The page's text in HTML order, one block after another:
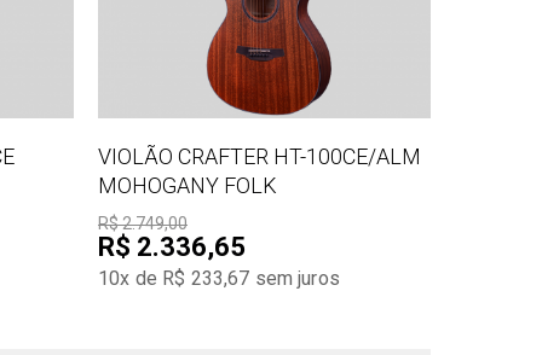
VIOLÃO CRAFTER HT-100CE/ALM
MOHOGANY FOLK
R$ 2.749,00
R$ 2.336,65
10x de R$ 233,67 sem juros